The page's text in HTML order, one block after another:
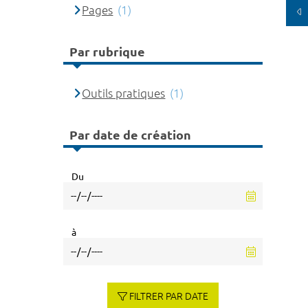
Pages (1)
Par rubrique
Outils pratiques (1)
Par date de création
Du
à
FILTRER PAR DATE